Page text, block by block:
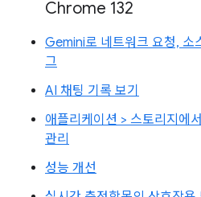
Chrome 132
Gemini로 네트워크 요청, 소
그
AI 채팅 기록 보기
애플리케이션 > 스토리지에
관리
성능 개선